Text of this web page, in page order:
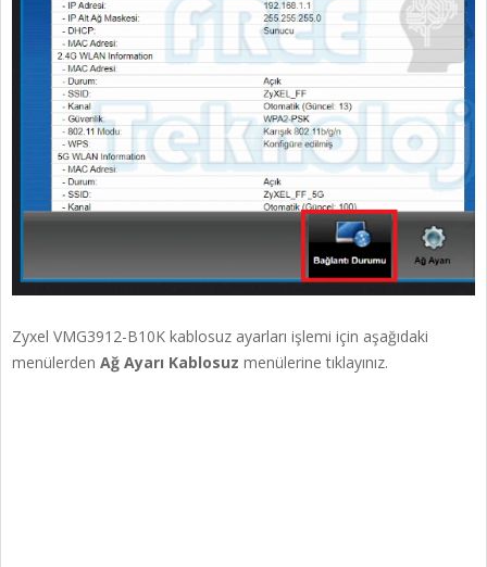
Zyxel VMG3912-B10K kablosuz ayarları işlemi için aşağıdaki
menülerden Ağ Ayarı Kablosuz menülerine tıklayınız.